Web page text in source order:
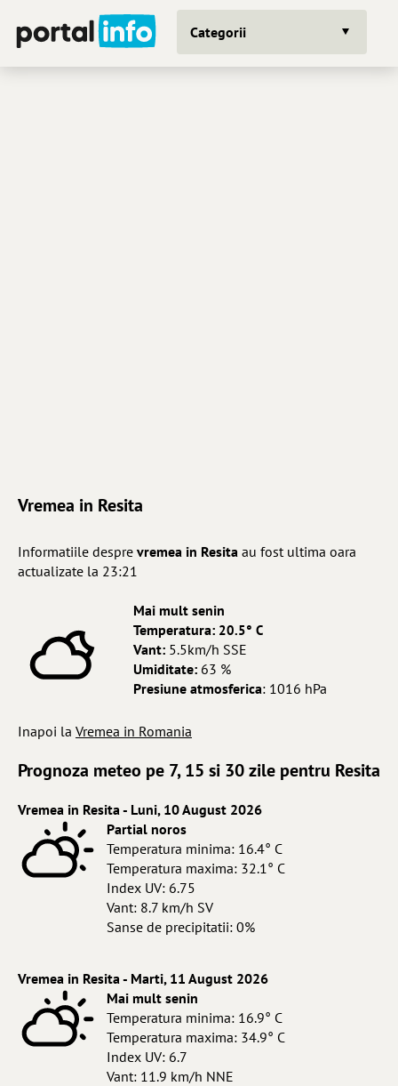
Categorii
Vremea in Resita
Informatiile despre vremea in Resita au fost ultima oara
actualizate la 23:21
Mai mult senin
Temperatura: 20.5° C
Vant: 5.5km/h SSE
Umiditate: 63 %
Presiune atmosferica: 1016 hPa
Inapoi la Vremea in Romania
Prognoza meteo pe 7, 15 si 30 zile pentru Resita
Vremea in Resita - Luni, 10 August 2026
Partial noros
Temperatura minima: 16.4° C
Temperatura maxima: 32.1° C
Index UV: 6.75
Vant: 8.7 km/h SV
Sanse de precipitatii: 0%
Vremea in Resita - Marti, 11 August 2026
Mai mult senin
Temperatura minima: 16.9° C
Temperatura maxima: 34.9° C
Index UV: 6.7
Vant: 11.9 km/h NNE